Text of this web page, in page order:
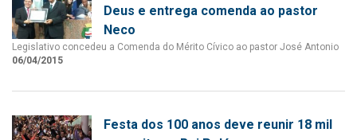
Deus e entrega comenda ao pastor
Neco
Legislativo concedeu a Comenda do Mérito Cívico ao pastor José Antonio
06/04/2015
Festa dos 100 anos deve reunir 18 mil